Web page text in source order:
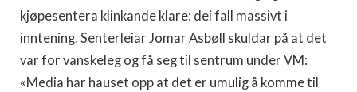
kjøpesentera klinkande klare: dei fall massivt i
inntening. Senterleiar Jomar Asbøll skuldar på at det
var for vanskeleg og få seg til sentrum under VM:
«Media har hauset opp at det er umulig å komme til